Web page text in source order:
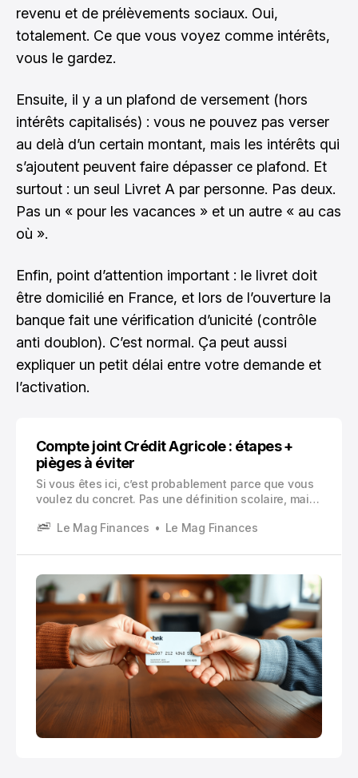
revenu et de prélèvements sociaux. Oui,
totalement. Ce que vous voyez comme intérêts,
vous le gardez.
Ensuite, il y a un plafond de versement (hors
intérêts capitalisés) : vous ne pouvez pas verser
au delà d’un certain montant, mais les intérêts qui
s’ajoutent peuvent faire dépasser ce plafond. Et
surtout : un seul Livret A par personne. Pas deux.
Pas un « pour les vacances » et un autre « au cas
où ».
Enfin, point d’attention important : le livret doit
être domicilié en France, et lors de l’ouverture la
banque fait une vérification d’unicité (contrôle
anti doublon). C’est normal. Ça peut aussi
expliquer un petit délai entre votre demande et
l’activation.
Compte joint Crédit Agricole : étapes +
pièges à éviter
Si vous êtes ici, c’est probablement parce que vous
voulez du concret. Pas une définition scolaire, mais
chez Crédit Agricole, sans vous perdre entre les
lignes sur la responsabilité.
Le Mag Finances Le Mag Finances